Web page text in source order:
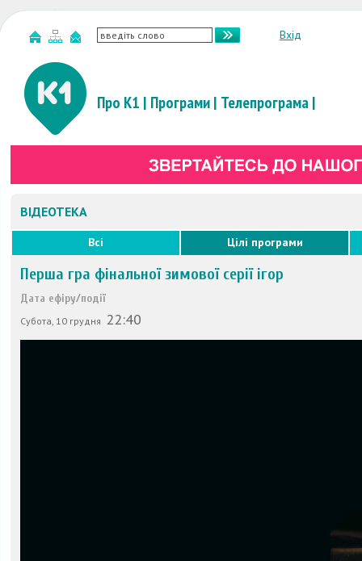
Вхід
Про К1 | Програми| Телепрограма|
ВІДЕОТЕКА
Всі Цілі програми
Перша гра фінальної зимової серії ігор
Дата ефіру/події
Субота, 10 грудня 22:40